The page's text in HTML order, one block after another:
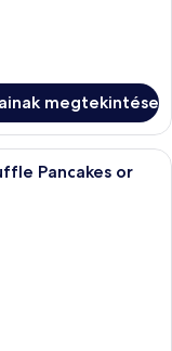
megtekintése
széf a szobában,
Pancakes or